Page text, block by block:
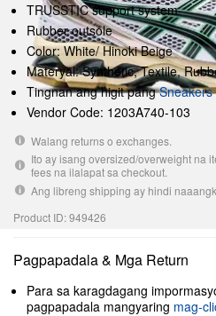
TRUSSTIC support system
Rubber outsole
Color: White/ Hinoki Beige
Materyal: Synthetic, Textile,
Tingnan ang higit pangSneakers
Vendor Code: 1203A740-103
Walang returns o exchanges.
Ito ay isang oversized/overweight na
fees na ilalapat sa checkout.
Ang libreng shipping ay hindi
Product ID: 949426
Pagpapadala & Mga Return
Para sa karagdagang
pagpapadala mangyaring mag-